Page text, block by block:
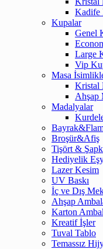
Kadife
Kupalar
Genel
Large
Vip
Masa
Kristal
Ahşap
Madalyalar
Broşür&Afiş
Tişört &
Hediyelik
Lazer Kesim
UV Baskı
İç ve Dış
Ahşap
Karton
Kreatif İşler
Tuval Tablo
Temassız